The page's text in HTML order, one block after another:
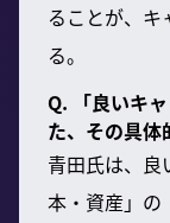
ることが、
る。
Q. 「良いキ
た、その具体
青田氏は、良
本・資産」の